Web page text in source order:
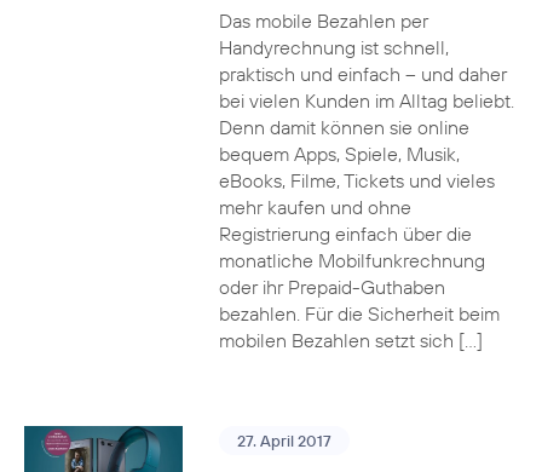
Das mobile Bezahlen per
Handyrechnung ist schnell,
praktisch und einfach – und daher
bei vielen Kunden im Alltag beliebt.
Denn damit können sie online
bequem Apps, Spiele, Musik,
eBooks, Filme, Tickets und vieles
mehr kaufen und ohne
Registrierung einfach über die
monatliche Mobilfunkrechnung
oder ihr Prepaid-Guthaben
bezahlen. Für die Sicherheit beim
mobilen Bezahlen setzt sich […]
27. April 2017